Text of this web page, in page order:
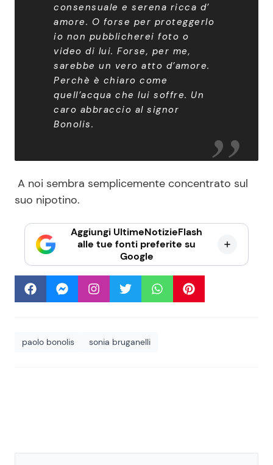
consensuale e serena ricca d’
amore. O forse per proteggerlo
io non pubblicherei foto o
video di lui. Forse, per me,
sarebbe un vero atto d’amore.
Perchè è chiaro come
quell’acqua che lui soffre. Un
caro abbraccio al signor
Bonolis.
A noi sembra semplicemente concentrato sul
suo nipotino.
Aggiungi UltimeNotizieFlash
alle tue fonti preferite su
Google
paolo bonolis sonia bruganelli